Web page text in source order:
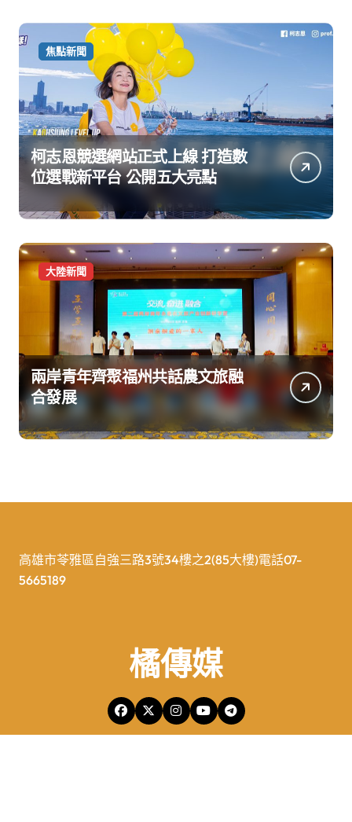
焦點新聞
柯志恩競選網站正式上線 打造數
位選戰新平台 公開五大亮點
大陸新聞
兩岸青年齊聚福州共話農文旅融
合發展
高雄市苓雅區自強三路3號34樓之2(85大樓)電話07-
5665189
橘傳媒